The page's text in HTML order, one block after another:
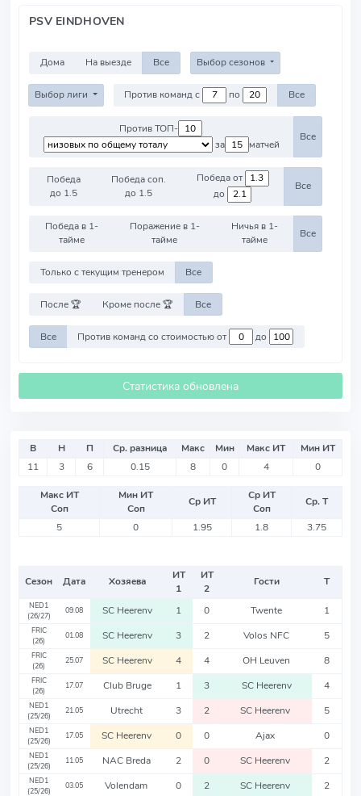
PSV EINDHOVEN
Дома На выезде Все Выбор сезонов
Выбор лиги Против команд с по Все
Против ТОП-
за
матчей
Все
Победа
до 1.5
Победа соп.
до 1.5
Победа от
до
Все
Победа в 1-
тайме
Поражение в 1-
тайме
Ничья в 1-
тайме
Все
Только с текущим тренером Все
После 🏆 Кроме после 🏆 Все
Все Против команд со стоимостью от до
Статистика обновлена
В Н П Ср. разница Макс Мин Макс ИТ
Мин ИТ
11
3 6 0.15 8 0 4 0
Макс ИТ
Соп
Мин ИТ
Соп
Ср ИТ
Ср ИТ
Соп
Ср. Т
5
0 1.95 1.8 3.75
Сезон Дата Хозяева
ИТ
1
ИТ
2
Гости Т
NED1
(26/27)
09.08 SC Heerenv 1 0 Twente 1
FRIC
(26)
01.08 SC Heerenv 3 2 Volos NFC 5
FRIC
(26)
25.07 SC Heerenv 4 4 OH Leuven 8
FRIC
(26)
17.07 Club Bruge 1 3 SC Heerenv 4
NED1
(25/26)
21.05 Utrecht 3 2 SC Heerenv 5
NED1
(25/26)
17.05 SC Heerenv 0 0 Ajax 0
NED1
(25/26)
11.05 NAC Breda 2 0 SC Heerenv 2
NED1
(25/26)
03.05 Volendam 0 2 SC Heerenv 2